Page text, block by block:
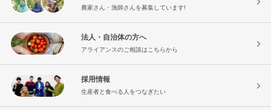
農家さん・漁師さんを募集しています!
法人・自治体の方へ
アライアンスのご相談はこちらから
採用情報
生産者と食べる人をつなぎたい